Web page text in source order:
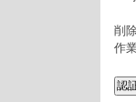
削
作